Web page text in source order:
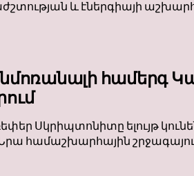
և էներգիայի
համերգ
Սկրիպտոնիտը ելույթ
համաշխարհային